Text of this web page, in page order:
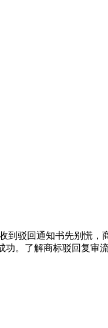
到驳回通知书先别慌，
。了解商标驳回复审